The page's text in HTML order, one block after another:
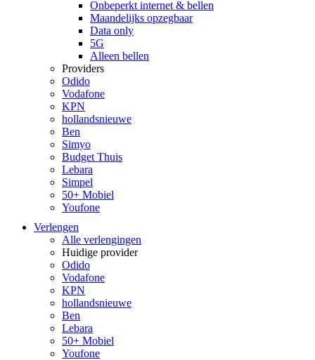
Onbeperkt internet & bellen
Maandelijks opzegbaar
Data only
5G
Alleen bellen
Providers
Odido
Vodafone
KPN
hollandsnieuwe
Ben
Simyo
Budget Thuis
Lebara
Simpel
50+ Mobiel
Youfone
Verlengen
Alle verlengingen
Huidige provider
Odido
Vodafone
KPN
hollandsnieuwe
Ben
Lebara
50+ Mobiel
Youfone